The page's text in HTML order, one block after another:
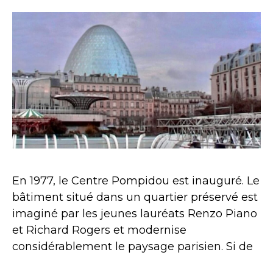
En 1977, le Centre Pompidou est inauguré. Le
bâtiment situé dans un quartier préservé est
imaginé par les jeunes lauréats Renzo Piano
et Richard Rogers et modernise
considérablement le paysage parisien. Si de